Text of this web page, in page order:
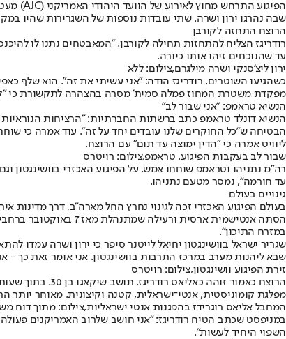
שבה נהרגו ירון ושרה. שתי עובדות נוספות של השגרירות שהיו
הרוצח התחזה לקורבן
עד שהנוכחים זיהו אותו כיורה.
ירון ליצ'סנקי ושרה מילגרם,צילום: ללא
כשהגיעו השוטרים, רודריגז הודה: "אני עשיתי את זה". הוא שלף
מפקדת משטרת המחוז פמלה סמית' מסרה בהצהרה לתקשורת כי
הנשיא טראמפ: "אני שבור לב"
הנשיא דונלד טראמפ כתב ברשתות החברתיות: ״הרציחות
הבטיחה ש"כל החוקרים שלנו עובדים יחד על זה". עוד אמרה כי
ליוויט אמרה כי "הדין ימוצה עד תום" עם הרוצח.
שבור לב בעקבות הפיגוע. טראמפ,צילום: רויטרס
רה"מ נתניהו וטראמפ שוחחו אמש, על הפיגוע האכזרי בוושינגטון
עד חורמה", נמסר מטעם נתניהו.
גינויים בעולם
בעולם הפיגוע האכזרי זכה לגינוי נחרץ החל מארה"ב, דרך מדינות
הסתה אנטישמית
במזרח התיכון".
שגריר ישראל בוושינגטון יחיאל לייטנר סיפר כי ירון ושרה עמדו
שבא ליהנות מערב במרכז התרבות בוושינגטון. אני אומר זאת
זירת הפיגוע וושינגטון,צילום: רויטרס
מפלגת קומוניסטית, אנטי־ישראלית, קטנה וקיצונית. מאוחר יותר
המחבל אליאס רוגרידז בהפגנות אנטי ישראליות,צילום: מתוך דוח
במניפסט שכתב הטיח רודריגז: "אני חושב שלרוב האמריקנים
השפוי היחיד לעשות".